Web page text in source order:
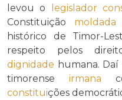
levou o
legislador
Constituição moldada
histórico de Timor-
respeito pelos
dignidade humana.
timorenseirmana
constituições